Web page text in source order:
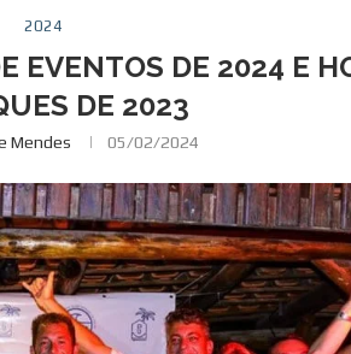
2024
EVENTOS DE 2024 E
DE 2023
Mendes 05/02/2024